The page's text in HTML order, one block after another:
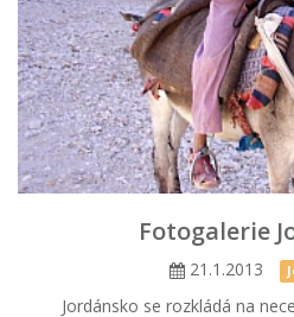
Fotogalerie
21.1.2013
Jordánsko se rozkládá na